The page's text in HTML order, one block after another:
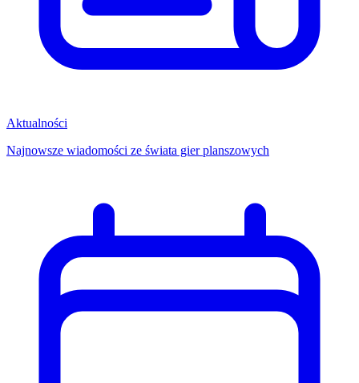
Aktualności
Najnowsze wiadomości ze świata gier planszowych